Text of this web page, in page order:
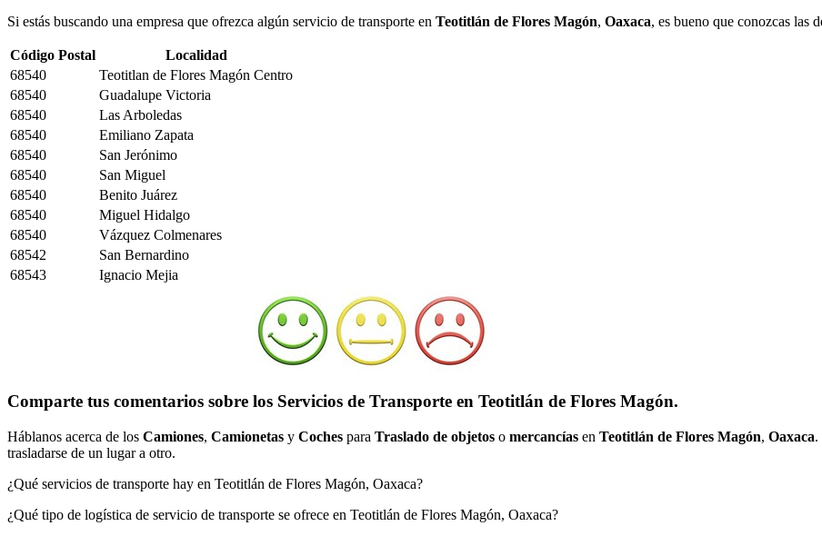
Si estás buscando una empresa que ofrezca algún servicio de transporte en Teotitlán de Flores Magón, Oaxaca, es bueno que conozcas las
Código Postal
Localidad
68540
Teotitlan de Flores Magón Centro
68540
Guadalupe Victoria
68540
Las Arboledas
68540
Emiliano Zapata
68540
San Jerónimo
68540
San Miguel
68540
Benito Juárez
68540
Miguel Hidalgo
68540
Vázquez Colmenares
68542
San Bernardino
68543
Ignacio Mejia
Comparte tus comentarios sobre los Servicios de Transporte en Teotitlán de Flores Magón.
Háblanos acerca de los Camiones, Camionetas y Coches para Traslado de objetos o mercancías en Teotitlán de Flores Magón, Oaxaca.
trasladarse de un lugar a otro.
¿Qué servicios de transporte hay en Teotitlán de Flores Magón, Oaxaca?
¿Qué tipo de logística de servicio de transporte se ofrece en Teotitlán de Flores Magón, Oaxaca?